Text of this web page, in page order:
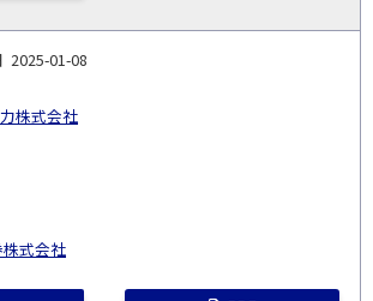
2025-01-08
株式会社
式会社